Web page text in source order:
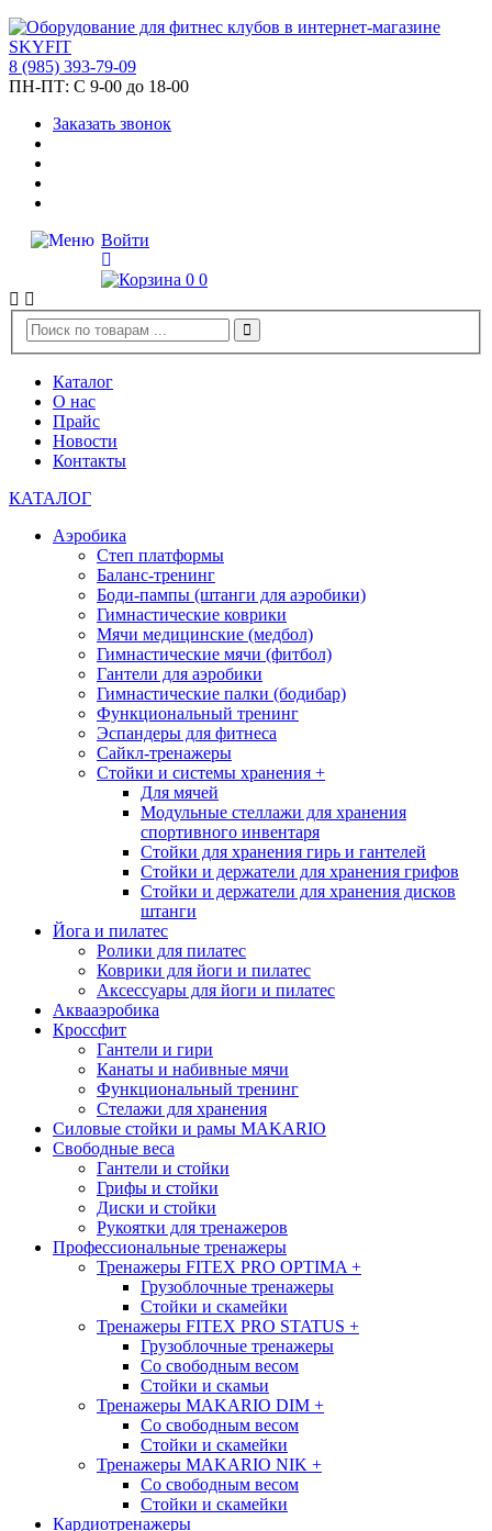
8 (985) 393-79-09
ПН-ПТ: С 9-00 до 18-00
Заказать звонок
Войти
0 0
Каталог
О нас
Прайс
Новости
Контакты
КАТАЛОГ
Аэробика
Степ платформы
Баланс-тренинг
Боди-пампы (штанги для аэробики)
Гимнастические коврики
Мячи медицинские (медбол)
Гимнастические мячи (фитбол)
Гантели для аэробики
Гимнастические палки (бодибар)
Функциональный тренинг
Эспандеры для фитнеса
Сайкл-тренажеры
Стойки и системы хранения +
Для мячей
Модульные стеллажи для хранения
спортивного инвентаря
Стойки для хранения гирь и гантелей
Стойки и держатели для хранения грифов
Стойки и держатели для хранения дисков
штанги
Йога и пилатес
Ролики для пилатес
Коврики для йоги и пилатес
Аксессуары для йоги и пилатес
Аквааэробика
Кроссфит
Гантели и гири
Канаты и набивные мячи
Функциональный тренинг
Стелажи для хранения
Силовые стойки и рамы MAKARIO
Свободные веса
Гантели и стойки
Грифы и стойки
Диски и стойки
Рукоятки для тренажеров
Профессиональные тренажеры
Тренажеры FITEX PRO OPTIMA +
Грузоблочные тренажеры
Стойки и скамейки
Тренажеры FITEX PRO STATUS +
Грузоблочные тренажеры
Со свободным весом
Стойки и скамьи
Тренажеры MAKARIO DIM +
Со свободным весом
Стойки и скамейки
Тренажеры MAKARIO NIK +
Со свободным весом
Стойки и скамейки
Кардиотренажеры